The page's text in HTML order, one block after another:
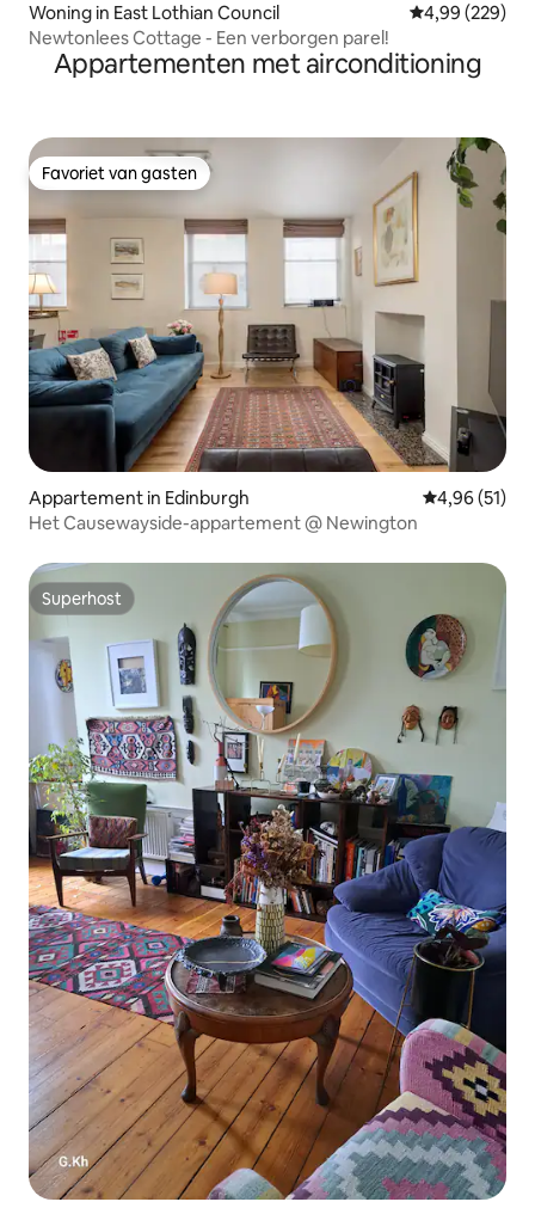
Woning in East Lothian Council Gemiddelde
4,99 (229)
Newtonlees Cottage - Een verborgen parel!
Appartementen met airconditioning
Favoriet van gasten
Favoriet van gasten
Appartement in Edinburgh Gemiddelde
4,96 (51)
Het Causewayside-appartement @ Newington
Superhost
Superhost